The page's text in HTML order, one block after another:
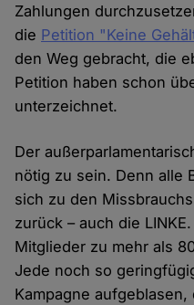
Zahlungen
die Petition "Keine
den Weg gebracht, die
Petition haben schon
unterzeichnet.
Der
nötig zu sein. Denn alle
sich zu den
zurück – auch die
Mitglieder zu mehr als
Jede noch so
Kampagne